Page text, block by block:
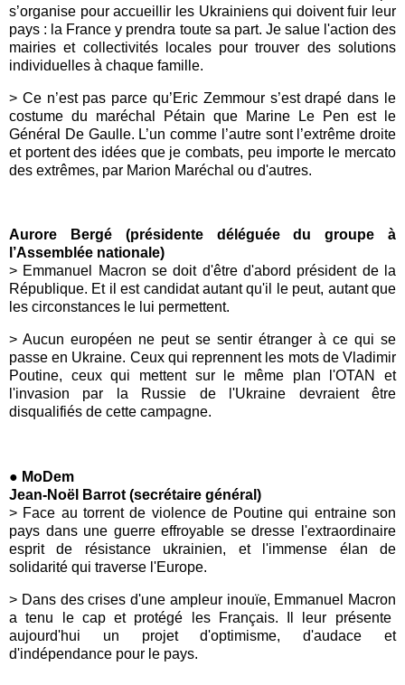
s’organise pour accueillir les Ukrainiens qui doivent fuir leur
pays : la France y prendra toute sa part. Je salue l'action des
mairies et collectivités locales pour trouver des solutions
individuelles à chaque famille.
> Ce n’est pas parce qu’Eric Zemmour s’est drapé dans le
costume du maréchal Pétain que Marine Le Pen est le
Général De Gaulle. L’un comme l’autre sont l’extrême droite
et portent des idées que je combats, peu importe le mercato
des extrêmes, par Marion Maréchal ou d'autres.
Aurore Bergé (présidente déléguée du groupe à
l’Assemblée nationale)
> Emmanuel Macron se doit d'être d'abord président de la
République. Et il est candidat autant qu'il le peut, autant que
les circonstances le lui permettent.
> Aucun européen ne peut se sentir étranger à ce qui se
passe en Ukraine. Ceux qui reprennent les mots de Vladimir
Poutine, ceux qui mettent sur le même plan l'OTAN et
l'invasion par la Russie de l'Ukraine devraient être
disqualifiés de cette campagne.
● MoDem
Jean-Noël Barrot (secrétaire général)
> Face au torrent de violence de Poutine qui entraine son
pays dans une guerre effroyable se dresse l'extraordinaire
esprit de résistance ukrainien, et l'immense élan de
solidarité qui traverse l'Europe.
> Dans des crises d'une ampleur inouïe, Emmanuel Macron
a tenu le cap et protégé les Français. Il leur présente
aujourd'hui un projet d'optimisme, d'audace et
d'indépendance pour le pays.